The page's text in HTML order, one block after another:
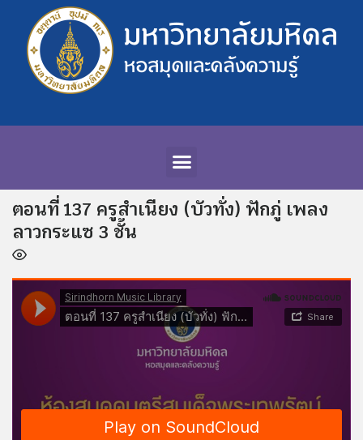
ตอนที่ 137 ครูสำเนียง (บัวทั่ง) ฟักภู่ เพลง
ลาวกระแซ 3 ชั้น